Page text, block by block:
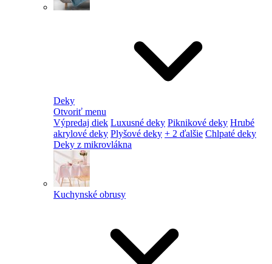
Deky
Otvoriť menu
Výpredaj diek Luxusné deky Piknikové deky Hrubé
akrylové deky Plyšové deky + 2 ďalšie Chlpaté deky
Deky z mikrovlákna
Kuchynské obrusy